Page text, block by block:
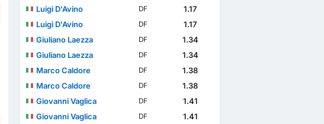
Luigi D'Avino
DF
1.17
Luigi D'Avino
DF
1.17
Giuliano Laezza
DF
1.34
Giuliano Laezza
DF
1.34
Marco Caldore
DF
1.38
Marco Caldore
DF
1.38
Giovanni Vaglica
DF
1.41
Giovanni Vaglica
DF
1.41